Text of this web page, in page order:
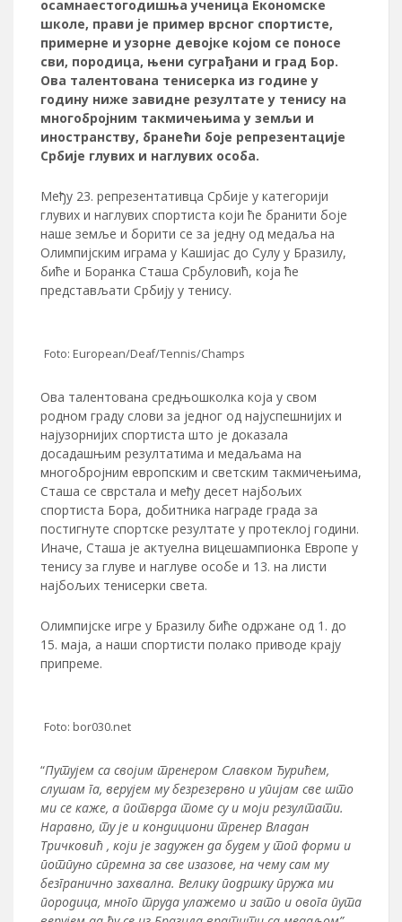
осамнаестогодишња ученица Економске
школе, прави је пример врсног спортисте,
примерне и узорне девојке којом се поносе
сви, породица, њени суграђани и град Бор.
Ова талентована тенисерка из године у
годину ниже завидне резултате у тенису на
многоброjним такмичењима у земљи и
иностранству, бранећи боје репрезентације
Србије глувих и наглувих особа.
Међу 23. репрезентативца Србије у категорији
глувих и наглувих спортиста који ће бранити боје
наше земље и борити се за једну од медаља на
Олимпијским играма у Кашијас до Сулу у Бразилу,
биће и Боранка Сташа Србуловић, која ће
представљати Србију у тенису.
Foto: European/Deaf/Tennis/Champs
Ова талентована средњошколка која у свом
родном граду слови за једног од најуспешнијих и
најузорнијих спортиста што је доказала
досадашњим резултатима и медаљама на
многобројним европским и светским такмичењима,
Сташа се сврстала и међу десет најбољих
спортиста Бора, добитника награде града за
постигнуте спортске резултате у протеклој години.
Иначе, Сташа је актуелна вицешампионка Европе у
тенису за глуве и наглуве особе и 13. на листи
најбољих тенисерки света.
Олимпијске игре у Бразилу биће одржане од 1. до
15. маја, а наши спортисти полако приводе крају
припреме.
Foto: bor030.net
“Путујем са својим тренером Славком Ђурићем,
слушам га, верујем му безрезервно и упијам све што
ми се каже, а потврда томе су и моји резултати.
Наравно, ту је и кондициони тренер Владан
Тричковић , који је задужен да будем у топ форми и
потпуно спремна за све изазове, на чему сам му
безгранично захвална. Велику подршку пружа ми
породица, много труда улажемо и зато и овога пута